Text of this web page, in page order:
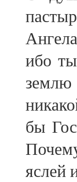
ибо
землю
бы
яслей